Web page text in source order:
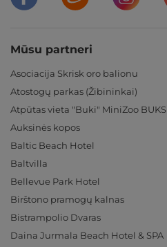
Mūsu partneri
Asociacija Skrisk oro balionu
Atostogų parkas (Žibininkai)
Atpūtas vieta "Buki" MiniZoo BUKS
Auksinės kopos
Baltic Beach Hotel
Baltvilla
Bellevue Park Hotel
Birštono pramogų kalnas
Bistrampolio Dvaras
Daina Jurmala Beach Hotel & SPA